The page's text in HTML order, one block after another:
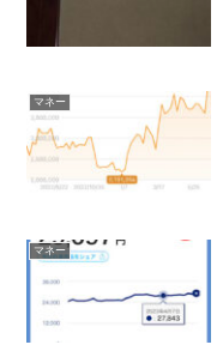
マネー
マネー